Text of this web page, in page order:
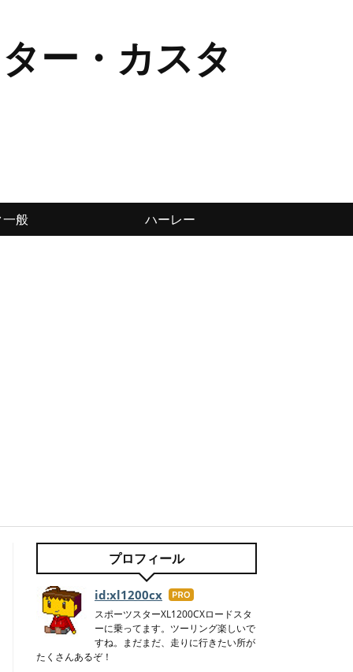
ー・カスタ
般 ハーレー
プロフィール
id:xl1200cx はて
なブ
ログ
Pro
スポーツスターXL1200CXロードスタ
ーに乗ってます。ツーリング楽しいで
すね。まだまだ、走りに行きたい所が
たくさんあるぞ！